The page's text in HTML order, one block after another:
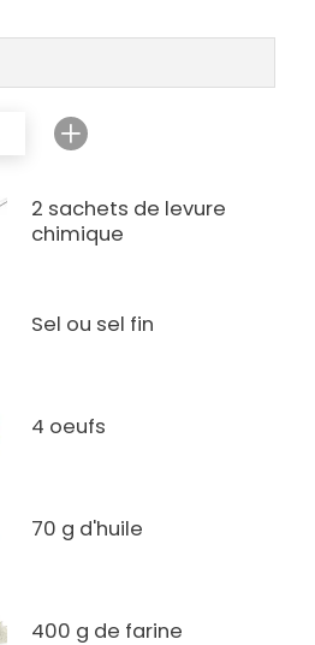
2 sachets de levure
chimique
Sel ou sel fin
4 oeufs
70 g d'huile
400 g de farine